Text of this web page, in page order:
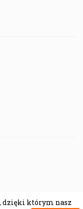
dzięki którym nasz